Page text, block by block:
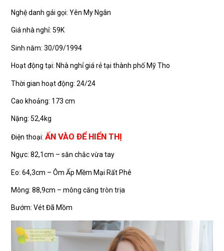
Nghệ danh gái gọi: Yên My Ngân
Giá nhà nghỉ: 59K
Sinh năm: 30/09/1994
Hoạt động tại: Nhà nghỉ giá rẻ tại thành phố Mỹ Tho
Thời gian hoạt động: 24/24
Cao khoảng: 173 cm
Nặng: 52,4kg
Điện thoại:ẤN VÀO ĐỂ HIỂN THỊ
Ngực: 82,1cm – săn chắc vừa tay
Eo: 64,3cm – Ôm Ấp Mềm Mại Rất Phê
Mông: 88,9cm – mông căng tròn trịa
Bướm: Vét Đã Mồm